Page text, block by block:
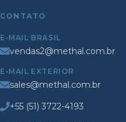
CONTATO
E-MAIL BRASIL
vendas2@methal.com.br
E-MAIL EXTERIOR
sales@methal.com.br
+55 (51) 3722-4193